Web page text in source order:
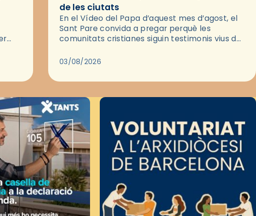
de les ciutats
En el Vídeo del Papa d’aquest mes d’agost, el
Sant Pare convida a pregar perquè les
comunitats cristianes siguin testimonis vius de
pregària, el…
03/08/2026